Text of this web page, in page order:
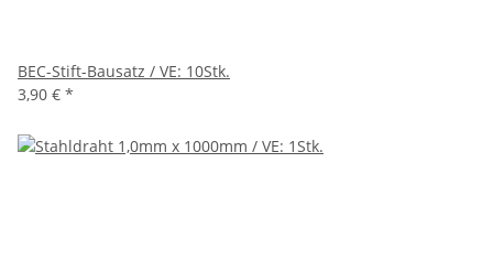
BEC-Stift-Bausatz / VE: 10Stk.
3,90 € *